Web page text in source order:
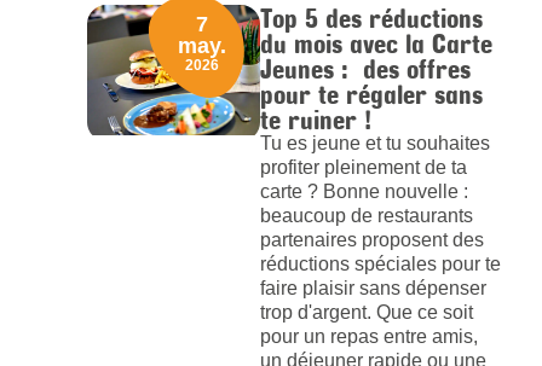
Top 5 des réductions
du mois avec la Carte
Jeunes : des offres
pour te régaler sans
te ruiner !
Tu es jeune et tu souhaites
profiter pleinement de ta
carte ? Bonne nouvelle :
beaucoup de restaurants
partenaires proposent des
réductions spéciales pour te
faire plaisir sans dépenser
trop d'argent. Que ce soit
pour un repas entre amis,
un déjeuner rapide ou une
7
may.
2026